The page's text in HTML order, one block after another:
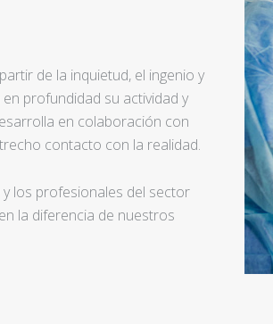
de la inquietud, el ingenio y
profundidad su actividad y
en colaboración con
contacto con la realidad.
los profesionales del sector
la diferencia de nuestros